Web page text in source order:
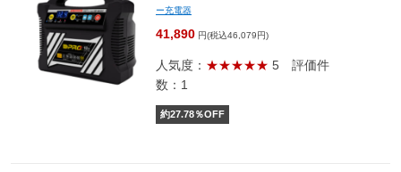
ー充電器
41,890 円(税込46,079円)
人気度： ★★★★★ 5 評価件
数：1
約27.78％OFF